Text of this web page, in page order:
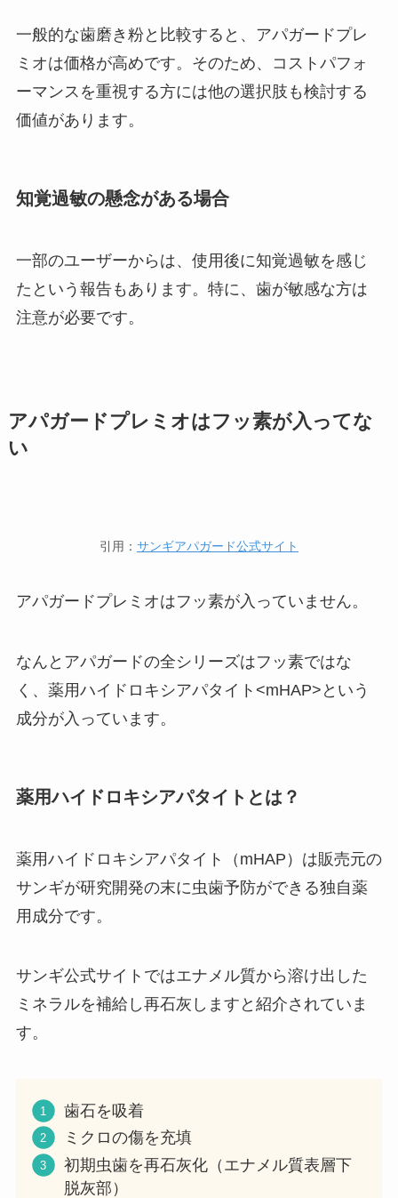
一般的な歯磨き粉と比較すると、アパガードプレ
ミオは価格が高めです。​そのため、コストパフォ
ーマンスを重視する方には他の選択肢も検討する
価値があります。
知覚過敏の懸念がある場合
一部のユーザーからは、使用後に知覚過敏を感じ
たという報告もあります。​特に、歯が敏感な方は
注意が必要です。
アパガードプレミオはフッ素が入ってな
い
引用： サンギアパガード公式サイト
アパガードプレミオはフッ素が入っていません。
なんとアパガードの全シリーズはフッ素ではな
く、薬用ハイドロキシアパタイト<mHAP>という
成分が入っています。
薬用ハイドロキシアパタイトとは？
薬用ハイドロキシアパタイト（mHAP）は販売元の
サンギが研究開発の末に虫歯予防ができる独自薬
用成分です。
サンギ公式サイトではエナメル質から溶け出した
ミネラルを補給し再石灰しますと紹介されていま
す。
歯石を吸着
ミクロの傷を充填
初期虫歯を再石灰化（エナメル質表層下
脱灰部）